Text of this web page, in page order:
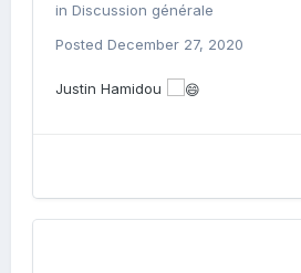
in Discussion générale
Posted December 27, 2020
Justin Hamidou